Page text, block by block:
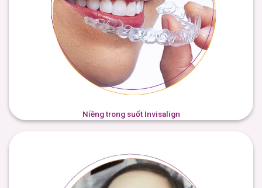
Niềng trong suốt Invisalign